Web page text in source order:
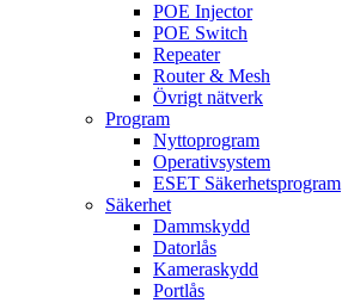
POE Injector
POE Switch
Repeater
Router & Mesh
Övrigt nätverk
Program
Nyttoprogram
Operativsystem
ESET Säkerhetsprogram
Säkerhet
Dammskydd
Datorlås
Kameraskydd
Portlås